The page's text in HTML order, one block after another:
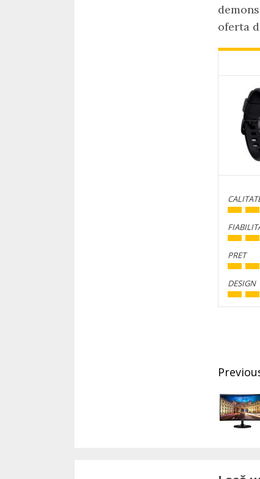
oferta
PRET
DESIGN